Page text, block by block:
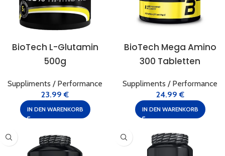
BioTech L-Glutamin
500g
Suppliments / Performance
23.99€
IN DEN WARENKORB
BioTech Mega Amino
300 Tabletten
Suppliments / Performance
24.99€
IN DEN WARENKORB